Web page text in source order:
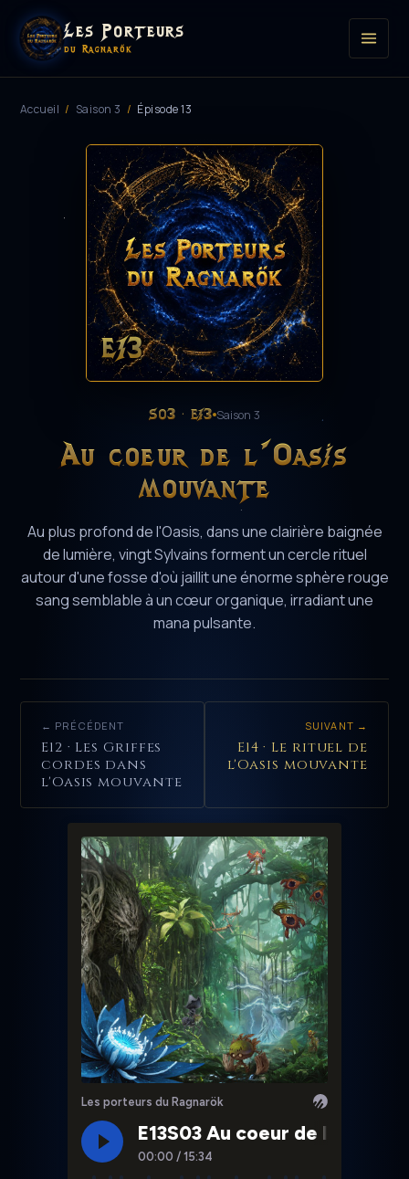
Les Porteurs
du Ragnarök
Accueil / Saison 3 / Épisode 13
E13
S03 · E13 Saison 3
Au coeur de l'Oasis
mouvante
Au plus profond de l'Oasis, dans une clairière baignée
de lumière, vingt Sylvains forment un cercle rituel
autour d'une fosse d'où jaillit une énorme sphère rouge
sang semblable à un cœur organique, irradiant une
mana pulsante.
← PRÉCÉDENT
E12 · Les Griffes
cordes dans
l'Oasis mouvante
SUIVANT →
E14 · Le rituel de
l'Oasis mouvante